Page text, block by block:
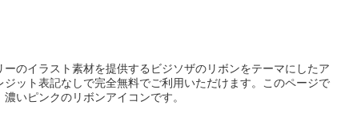
のイラスト素材を提供するビジソザのリボンをテーマにしたア
ット表記なしで完全無料でご利用いただけます。このページで
いピンクのリボンアイコンです。